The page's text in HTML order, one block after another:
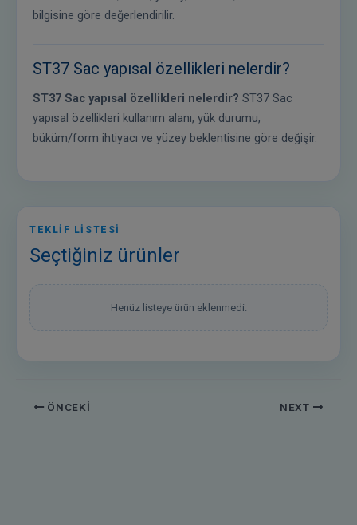
bilgisine göre değerlendirilir.
ST37 Sac yapısal özellikleri nelerdir?
ST37 Sac yapısal özellikleri nelerdir? ST37 Sac
yapısal özellikleri kullanım alanı, yük durumu,
büküm/form ihtiyacı ve yüzey beklentisine göre değişir.
TEKLİF LİSTESİ
Seçtiğiniz ürünler
Henüz listeye ürün eklenmedi.
ÖNCEKI NEXT